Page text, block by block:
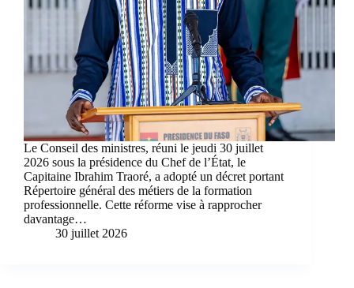
Le Conseil des ministres, réuni le jeudi 30 juillet
2026 sous la présidence du Chef de l’État, le
Capitaine Ibrahim Traoré, a adopté un décret portant
Répertoire général des métiers de la formation
professionnelle. Cette réforme vise à rapprocher
davantage…
30 juillet 2026